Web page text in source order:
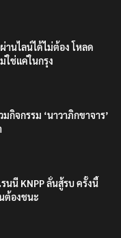
านไลน์ได้ไม่ต้อง โหลด
ใช่แค่ในกรุง
กิจกรรม ‘นาวาภิกขาจาร’
นนี KNPP ลั่นสู้รบ ครั้งนี้
ต้องชนะ